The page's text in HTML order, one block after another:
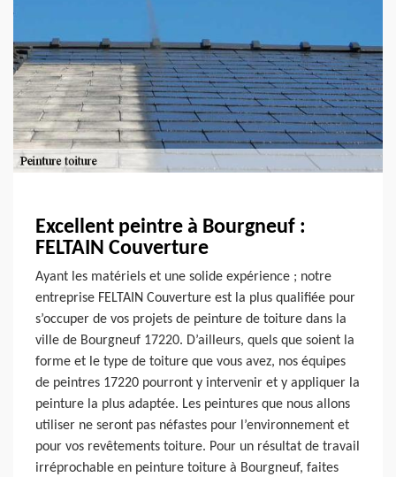
Excellent peintre à Bourgneuf :
FELTAIN Couverture
Ayant les matériels et une solide expérience ; notre
entreprise FELTAIN Couverture est la plus qualifiée pour
s’occuper de vos projets de peinture de toiture dans la
ville de Bourgneuf 17220. D’ailleurs, quels que soient la
forme et le type de toiture que vous avez, nos équipes
de peintres 17220 pourront y intervenir et y appliquer la
peinture la plus adaptée. Les peintures que nous allons
utiliser ne seront pas néfastes pour l’environnement et
pour vos revêtements toiture. Pour un résultat de travail
irréprochable en peinture toiture à Bourgneuf, faites